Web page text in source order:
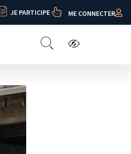
JE PARTICIPE ME CONNECTER